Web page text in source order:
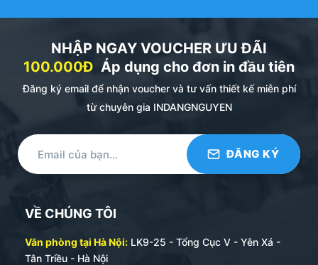
NHẬP NGAY VOUCHER ƯU ĐÃI
100.000Đ Áp dụng cho đơn in đầu tiên
Đăng ký email để nhận voucher và tư vấn thiết kế miễn phí
từ chuyên gia INDANGNGUYEN
VỀ CHÚNG TÔI
Văn phòng tại Hà Nội: LK9-25 - Tổng Cục V - Yên Xá -
Tân Triều - Hà Nội